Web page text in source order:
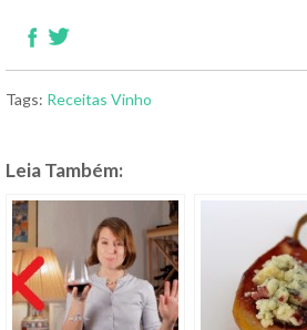
Tags: Receitas Vinho
Leia Também: